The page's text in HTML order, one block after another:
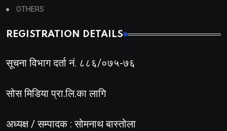
OTHERS
REGISTRATION DETAILS
सूचना विभाग दर्ता नं. ८८६/०७५-७६
सोस मिडिया प्रा.लि.का लागि
अध्यक्ष / सम्पादक : सोमनाथ बास्तोला